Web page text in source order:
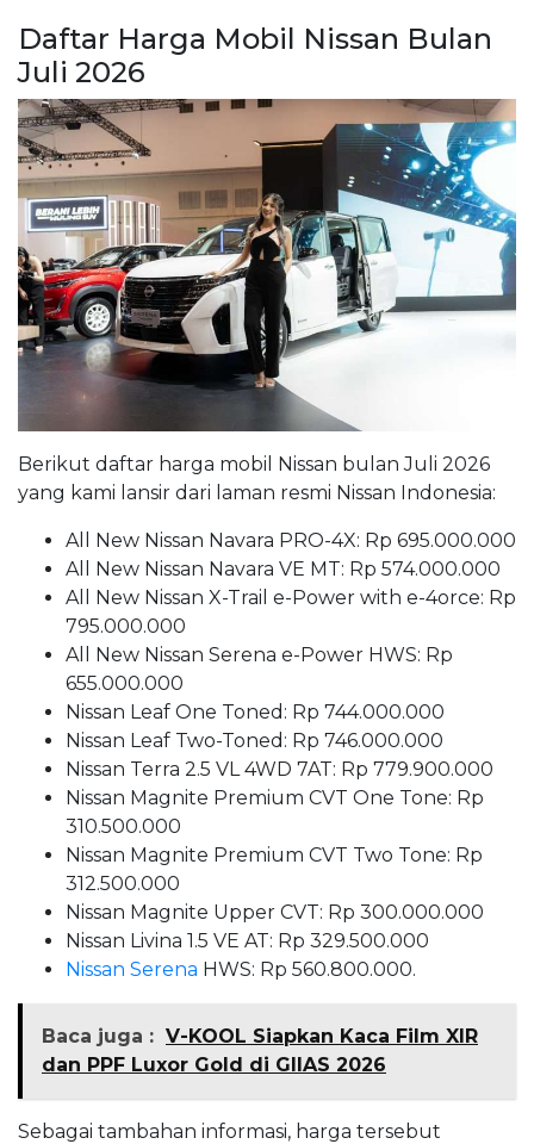
Daftar Harga Mobil Nissan Bulan
Juli 2026
Berikut daftar harga mobil Nissan bulan Juli 2026
yang kami lansir dari laman resmi Nissan Indonesia:
All New Nissan Navara PRO-4X: Rp 695.000.000
All New Nissan Navara VE MT: Rp 574.000.000
All New Nissan X-Trail e-Power with e-4orce: Rp
795.000.000
All New Nissan Serena e-Power HWS: Rp
655.000.000
Nissan Leaf One Toned: Rp 744.000.000
Nissan Leaf Two-Toned: Rp 746.000.000
Nissan Terra 2.5 VL 4WD 7AT: Rp 779.900.000
Nissan Magnite Premium CVT One Tone: Rp
310.500.000
Nissan Magnite Premium CVT Two Tone: Rp
312.500.000
Nissan Magnite Upper CVT: Rp 300.000.000
Nissan Livina 1.5 VE AT: Rp 329.500.000
Nissan Serena HWS: Rp 560.800.000.
Baca juga : V-KOOL Siapkan Kaca Film XIR
dan PPF Luxor Gold di GIIAS 2026
Sebagai tambahan informasi, harga tersebut